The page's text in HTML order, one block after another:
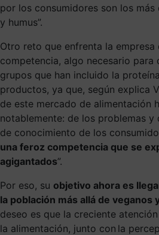
por los consumidores son los
y humus”.
Otro reto que enfrenta la empresa
competencia, algo necesario
grupos que han incluido la
productos, ya que, según explica
de este mercado de alimentación
notablemente: de los problemas
de conocimiento de los
una feroz competencia que se
agigantados”.
Por eso, su objetivo ahora es
la población más allá de veganos
deseo es que la creciente
la alimentación, junto con la